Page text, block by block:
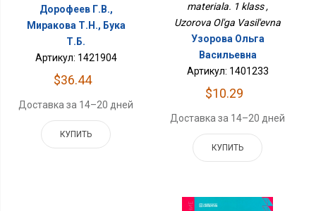
Дорофеев Г.В.,
Миракова Т.Н., Бука
Т.Б.
Артикул: 1421904
$36.44
Доставка за 14–20 дней
КУПИТЬ
materiala. 1 klass ,
Uzorova Ol'ga Vasil'evna
Узорова Ольга
Васильевна
Артикул: 1401233
$10.29
Доставка за 14–20 дней
КУПИТЬ